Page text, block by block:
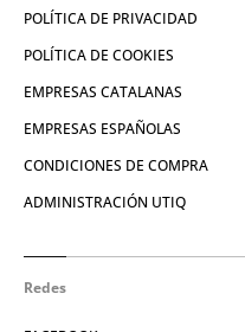
POLÍTICA DE PRIVACIDAD
POLÍTICA DE COOKIES
EMPRESAS CATALANAS
EMPRESAS ESPAÑOLAS
CONDICIONES DE COMPRA
ADMINISTRACIÓN UTIQ
Redes